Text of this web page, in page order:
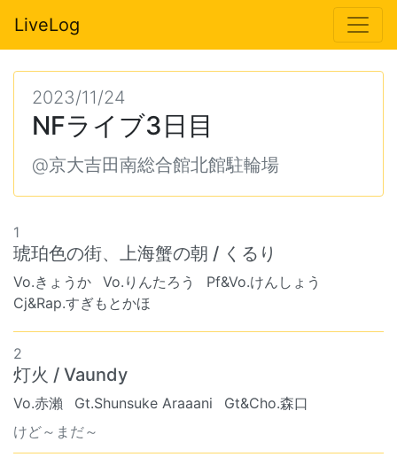
LiveLog
2023/11/24
NFライブ3日目
@京大吉田南総合館北館駐輪場
1
琥珀色の街、上海蟹の朝 / くるり
Vo.きょうか Vo.りんたろう
Pf&Vo.けんしょう
Cj&Rap.すぎもとかほ
2
灯火 / Vaundy
Vo.赤瀨 Gt.Shunsuke Araaani
Gt&Cho.森口
けど～まだ～